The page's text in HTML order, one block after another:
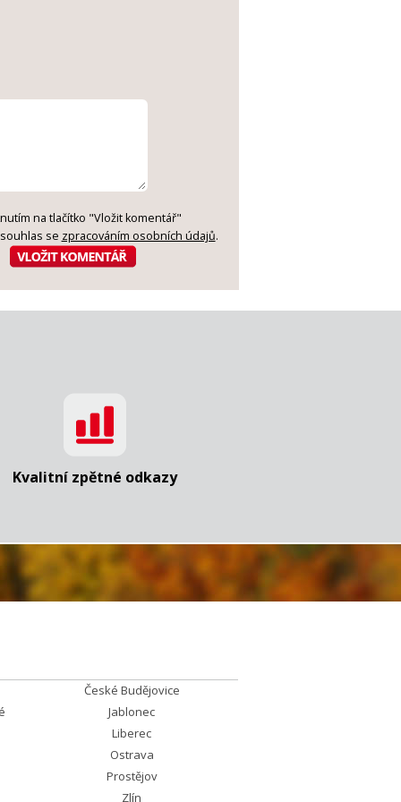
na tlačítko "Vložit komentář"
se zpracováním osobních údajů.
Kvalitní zpětné odkazy
České Budějovice
Jablonec
Liberec
Ostrava
Prostějov
Zlín